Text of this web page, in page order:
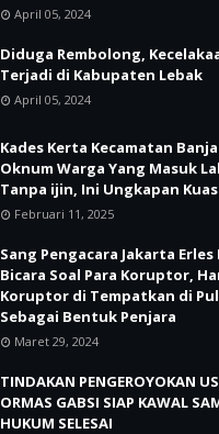
April 05, 2024
Diduga Rembolong,
Terjadi di Kabupaten Lebak
April 05, 2024
Kades Kerta Kecamatan
Oknum Warga Yang Masuk
Tanpa ijin, Ini Ungkapan
Februari 11, 2025
Sang Pengacara Jakarta
Bicara Soal Para Koruptor,
Koruptor di Tempatkan di
Sebagai Bentuk Penjara
Maret 29, 2024
TINDAKAN PENGEROYOKAN
ORMAS GABSI SIAP KAWAL
HUKUM SELESAI